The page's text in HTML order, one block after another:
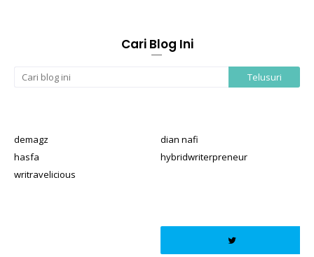
Cari Blog Ini
demagz
dian nafi
hasfa
hybridwriterpreneur
writravelicious